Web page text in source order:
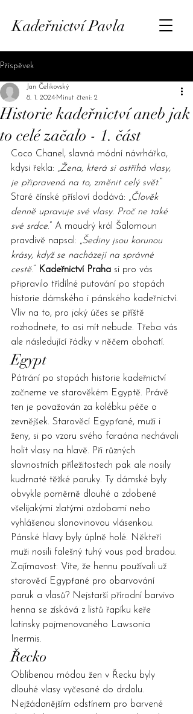
Kadeřnictví Pavla
Příspěvek
Historie kadeřnictví aneb jak
to celé začalo - 1. část
Jan Čelikovský
8. 1. 2024 Minut čtení: 2
Coco Chanel, slavná módní návrhářka,
kdysi řekla: „Žena, která si ostříhá vlasy,
je připravená na to, změnit celý svět.“
Staré čínské přísloví dodává: „Člověk
denně upravuje své vlasy. Proč ne také
své srdce.“ A moudrý král Šalomoun
pravdivě napsal: „Šediny jsou korunou
krásy, když se nacházejí na správné
cestě.“ Kadeřnictví Praha si pro vás
připravilo třídílné putování po stopách
historie dámského i pánského kadeřnictví.
Vliv na to, pro jaký účes se příště
rozhodnete, to asi mít nebude. Třeba vás
ale následující řádky v něčem obohatí.
Egypt
Pátrání po stopách historie kadeřnictví
začneme ve starověkém Egyptě. Právě
ten je považován za kolébku péče o
zevnějšek. Starověcí Egypťané, muži i
ženy, si po vzoru svého faraóna nechávali
holit vlasy na hlavě. Při různých
slavnostních příležitostech pak ale nosily
kudrnaté těžké paruky. Ty dámské byly
obvykle poměrně dlouhé a zdobené
všelijakými zlatými ozdobami nebo
vyhlášenou slonovinovou vlásenkou.
Pánské hlavy byly úplně holé. Někteří
muži nosili falešný tuhý vous pod bradou.
Zajímavost: Víte, že hennu používali už
starověcí Egypťané pro obarvování
paruk a vlasů? Nejstarší přírodní barvivo
henna se získává z listů řapíku keře
latinsky pojmenovaného Lawsonia
Inermis.
Řecko
Oblíbenou módou žen v Řecku byly
dlouhé vlasy vyčesané do drdolu.
Nejžádanějším odstínem pro barvené